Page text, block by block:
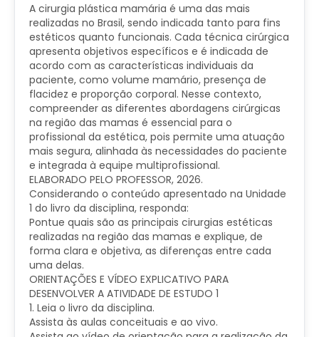
A cirurgia plástica mamária é uma das mais
realizadas no Brasil, sendo indicada tanto para fins
estéticos quanto funcionais. Cada técnica cirúrgica
apresenta objetivos específicos e é indicada de
acordo com as características individuais da
paciente, como volume mamário, presença de
flacidez e proporção corporal. Nesse contexto,
compreender as diferentes abordagens cirúrgicas
na região das mamas é essencial para o
profissional da estética, pois permite uma atuação
mais segura, alinhada às necessidades do paciente
e integrada à equipe multiprofissional.
ELABORADO PELO PROFESSOR, 2026.
Considerando o conteúdo apresentado na Unidade
1 do livro da disciplina, responda:
Pontue quais são as principais cirurgias estéticas
realizadas na região das mamas e explique, de
forma clara e objetiva, as diferenças entre cada
uma delas.
​​ORIENTAÇÕES E VÍDEO EXPLICATIVO PARA
DESENVOLVER A ATIVIDADE DE ESTUDO 1
​1. Leia o livro da disciplina.
Assista às aulas conceituais e ao vivo.